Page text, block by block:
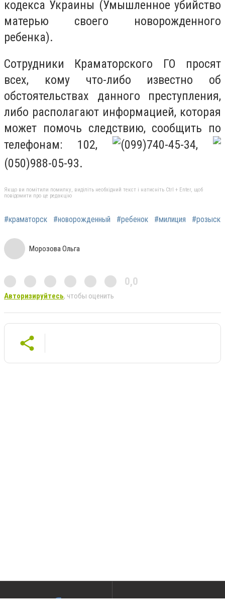
кодекса Украины (Умышленное убийство
матерью своего новорожденного
ребенка).
Сотрудники Краматорского ГО просят
всех, кому что-либо известно об
обстоятельствах данного преступления,
либо располагают информацией, которая
может помочь следствию, сообщить по
телефонам: 102,
(099)740-45-34,
(050)988-05-93.
Якщо ви помітили помилку, виділіть необхідний текст і натисніть Ctrl + Enter, щоб
повідомити про це редакцію
#краматорск #новорожденный #ребенок #милиция #розыск
Морозова Ольга
0,0
Авторизируйтесь, чтобы оценить